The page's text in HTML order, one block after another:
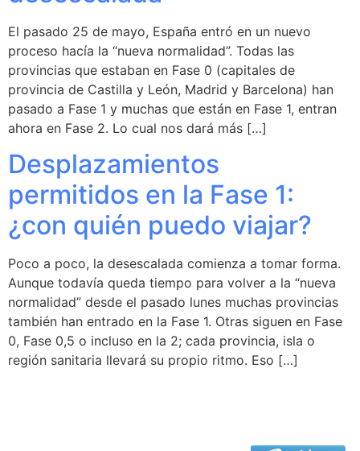
El pasado 25 de mayo, España entró en un nuevo
proceso hacía la “nueva normalidad”. Todas las
provincias que estaban en Fase 0 (capitales de
provincia de Castilla y León, Madrid y Barcelona) han
pasado a Fase 1 y muchas que están en Fase 1, entran
ahora en Fase 2. Lo cual nos dará más […]
Desplazamientos
permitidos en la Fase 1:
¿con quién puedo viajar?
Poco a poco, la desescalada comienza a tomar forma.
Aunque todavía queda tiempo para volver a la “nueva
normalidad” desde el pasado lunes muchas provincias
también han entrado en la Fase 1. Otras siguen en Fase
0, Fase 0,5 o incluso en la 2; cada provincia, isla o
región sanitaria llevará su propio ritmo. Eso […]